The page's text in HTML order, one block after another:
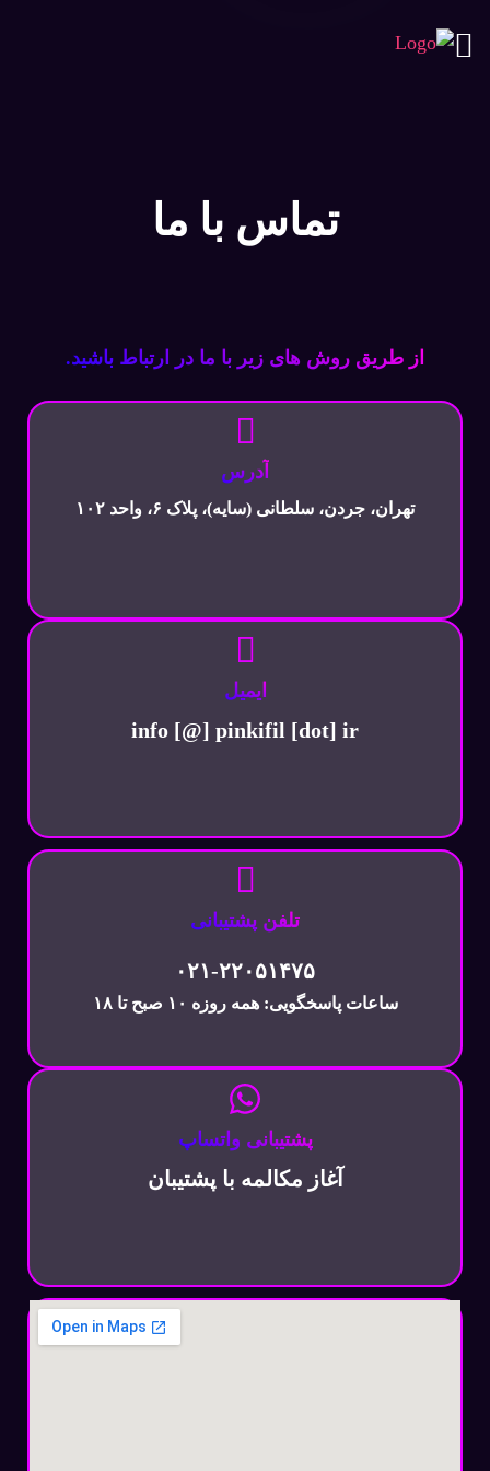
تماس با ما
از طریق روش های زیر با ما در ارتباط باشید.
آدرس
تهران، جردن، سلطانی (سایه)، پلاک ۶، واحد ۱۰۲
ایمیل
info [@] pinkifil [dot] ir
تلفن پشتیبانی
۰۲۱-۲۲۰۵۱۴۷۵
ساعات پاسخگویی: همه روزه ۱۰ صبح تا ۱۸
پشتیبانی واتساپ
آغاز مکالمه با پشتیبان